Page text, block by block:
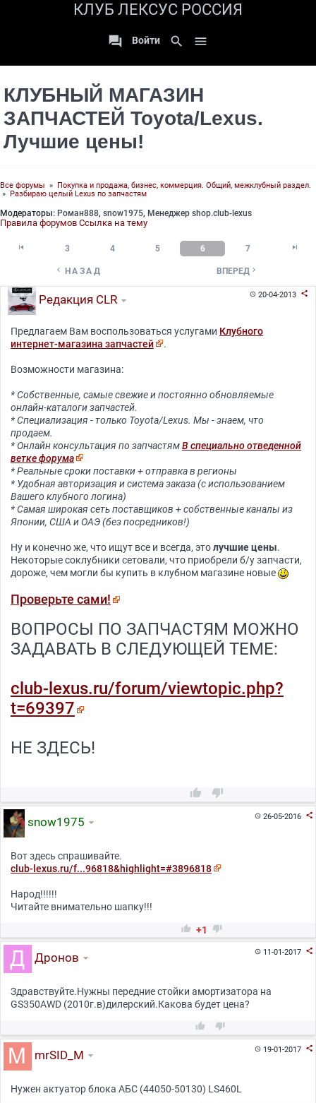
КЛУБ ЛЕКСУС РОССИЯ
 Войти search 
КЛУБНЫЙ МАГАЗИН
ЗАПЧАСТЕЙ Toyota/Lexus.
Лучшие цены!
Все форумы » Покупка и продажа, бизнес, коммерция. Общий, межклубный раздел.
» Разбираю целый Lexus по запчастям
Модераторы: Роман888, snow1975, Менеджер shop.club-lexus
Правила форумов Ссылка на тему
 3 4 5 6 7 
 НАЗАД ВПЕРЕД 
 20-04-2013 
Редакция CLR
Предлагаем Вам воспользоваться услугами Клубного
интернет-магазина запчастей
.
Возможности магазина:
* Собственные, самые свежие и постоянно обновляемые
онлайн-каталоги запчастей.
* Специализация - только Toyota/Lexus. Мы - знаем, что
продаем.
* Онлайн консультация по запчастямВ специально отведенной
ветке форума
* Реальные сроки поставки + отправка в регионы
* Удобная авторизация и система заказа (с использованием
Вашего клубного логина)
* Самая широкая сеть поставщиков + собственные каналы из
Японии, США и ОАЭ (без посредников!)
Ну и конечно же, что ищут все и всегда, этолучшие цены.
Некоторые соклубники сетовали, что приобрели б/у запчасти,
дороже, чем могли бы купить в клубном магазине новые
Проверьте сами!
ВОПРОСЫ ПО ЗАПЧАСТЯМ МОЖНО
ЗАДАВАТЬ В СЛЕДУЮЩЕЙ ТЕМЕ:
club-lexus.ru/forum/viewtopic.php?
t=69397
НЕ ЗДЕСЬ!
 
26-05-2016 
snow1975
Вот здесь спрашивайте.
club-lexus.ru/f...96818&highlight=#3896818
Народ!!!!!!
Читайте внимательно шапку!!!
 +1 
11-01-2017 
Дронов
Здравствуйте.Нужны передние стойки амортизатора на
GS350AWD (2010г.в)дилерский.Какова будет цена?
 
19-01-2017 
mrSID_M
Нужен актуатор блока АБС (44050-50130) LS460L